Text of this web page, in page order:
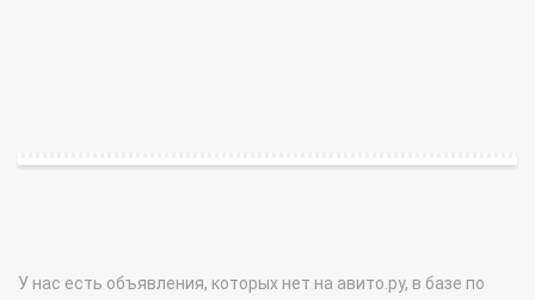
У нас есть объявления, которых нет на авито.ру, в базе по